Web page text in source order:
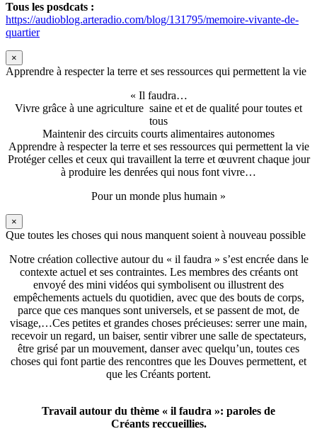
Tous les posdcats :
https://audioblog.arteradio.com/blog/131795/memoire-vivante-de-
quartier
×
Apprendre à respecter la terre et ses ressources qui permettent la vie
« Il faudra…
Vivre grâce à une agriculture saine et et de qualité pour toutes et
tous
Maintenir des circuits courts alimentaires autonomes
Apprendre à respecter la terre et ses ressources qui permettent la vie
Protéger celles et ceux qui travaillent la terre et œuvrent chaque jour
à produire les denrées qui nous font vivre…
Pour un monde plus humain »
×
Que toutes les choses qui nous manquent soient à nouveau possible
Notre création collective autour du « il faudra » s’est encrée dans le
contexte actuel et ses contraintes. Les membres des créants ont
envoyé des mini vidéos qui symbolisent ou illustrent des
empêchements actuels du quotidien, avec que des bouts de corps,
parce que ces manques sont universels, et se passent de mot, de
visage,…Ces petites et grandes choses précieuses: serrer une main,
recevoir un regard, un baiser, sentir vibrer une salle de spectateurs,
être grisé par un mouvement, danser avec quelqu’un, toutes ces
choses qui font partie des rencontres que les Douves permettent, et
que les Créants portent.
Travail autour du thème « il faudra »: paroles de
Créants reccueillies.